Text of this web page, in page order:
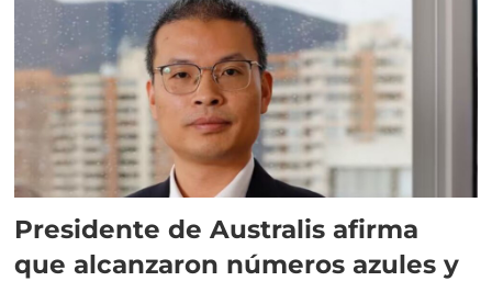
Presidente de Australis afirma
que alcanzaron números azules y